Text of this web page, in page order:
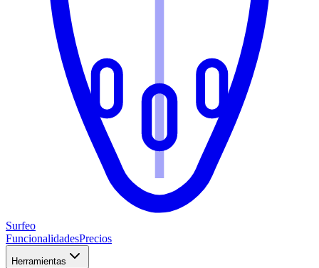
Surfeo
FuncionalidadesPrecios
Herramientas